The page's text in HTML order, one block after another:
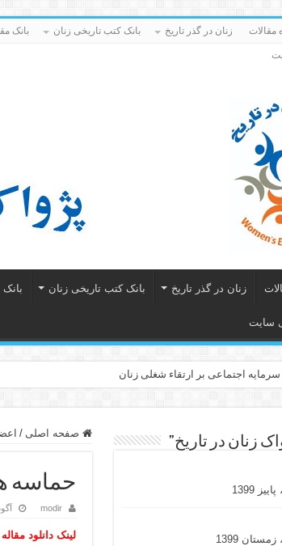
مقالات زنان در گذر تاریخ بانک کتب تاریخی زنان بانک
زنان در گذر تاریخ بانک کتب تاریخی زنان
سایت
سرمایه اجتماعی بر ارتقاء شغلی زنان
صفحه اصلی /
حماسه
modir
لینک دانلود
زنان در تاریخ”